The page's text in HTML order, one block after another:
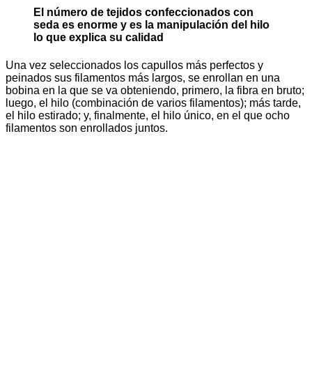
El número de tejidos confeccionados con
seda es enorme y es la manipulación del hilo
lo que explica su calidad
Una vez seleccionados los capullos más perfectos y
peinados sus filamentos más largos, se enrollan en una
bobina en la que se va obteniendo, primero, la fibra en bruto;
luego, el hilo (combinación de varios filamentos); más tarde,
el hilo estirado; y, finalmente, el hilo único, en el que ocho
filamentos son enrollados juntos.